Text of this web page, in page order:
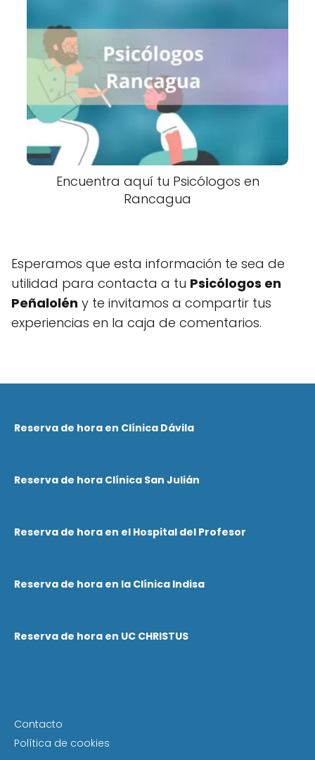
Encuentra aquí tu Psicólogos en
Rancagua
Esperamos que esta información te sea de
utilidad para contacta a tu Psicólogos en
Peñalolén y te invitamos a compartir tus
experiencias en la caja de comentarios.
Reserva de hora en Clínica Dávila
Reserva de hora Clínica San Julián
Reserva de hora en el Hospital del Profesor
Reserva de hora en la Clínica Indisa
Reserva de hora en UC CHRISTUS
Contacto
Política de cookies